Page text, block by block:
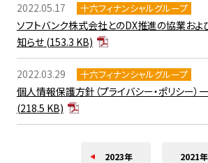
2022.05.17 十六フィナンシャルグループ
ソフトバンク株式会社とのDX推進の協業お
知らせ(153.3 KB)
2022.03.29 十六フィナンシャルグループ
個人情報保護方針（プライバシー・ポリシー）
(218.5 KB)
2023年 2021年